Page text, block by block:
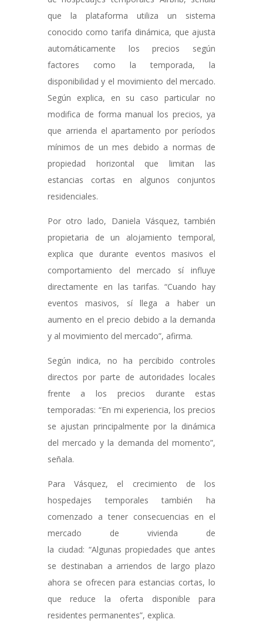
que la plataforma utiliza un sistema
conocido comotarifa dinámica, que ajusta
automáticamente los precios según
factores como la temporada, la
disponibilidad y el movimiento del mercado.
Según explica, en su caso particular no
modifica de forma manual los precios, ya
que arrienda el apartamento por períodos
mínimos de un mes debido a normas de
propiedad horizontal que limitan las
estancias cortas en algunos conjuntos
residenciales.
Por otro lado, Daniela Vásquez, también
propietaria de un alojamiento temporal,
explica que durante eventos masivos el
comportamiento del mercado sí influye
directamente en las tarifas. “Cuando hay
eventos masivos, sí llega a haber un
aumento en el precio debido a la demanda
y al movimiento del mercado”, afirma.
Según indica, no ha percibido controles
directos por parte de autoridades locales
frente a los precios durante estas
temporadas: “En mi experiencia, los precios
se ajustan principalmente por la dinámica
del mercado y la demanda del momento”,
señala.
Para Vásquez, el crecimiento de los
hospedajes temporales también ha
comenzado a tener consecuencias en el
mercado de vivienda de
la ciudad: “Algunas propiedades que antes
se destinaban a arriendos de largo plazo
ahora se ofrecen para estancias cortas, lo
que reduce la oferta disponible para
residentes permanentes”, explica.